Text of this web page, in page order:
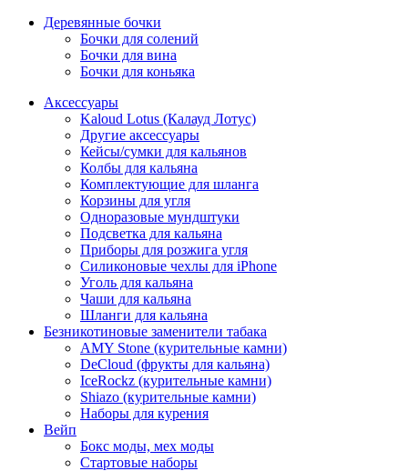
Деревянные бочки
Бочки для солений
Бочки для вина
Бочки для коньяка
Аксессуары
Kaloud Lotus (Калауд Лотус)
Другие аксессуары
Кейсы/сумки для кальянов
Колбы для кальяна
Комплектующие для шланга
Корзины для угля
Одноразовые мундштуки
Подсветка для кальяна
Приборы для розжига угля
Силиконовые чехлы для iPhone
Уголь для кальяна
Чаши для кальяна
Шланги для кальяна
Безникотиновые заменители табака
AMY Stone (курительные камни)
DeCloud (фрукты для кальяна)
IceRockz (курительные камни)
Shiazo (курительные камни)
Наборы для курения
Вейп
Бокс моды, мех моды
Стартовые наборы